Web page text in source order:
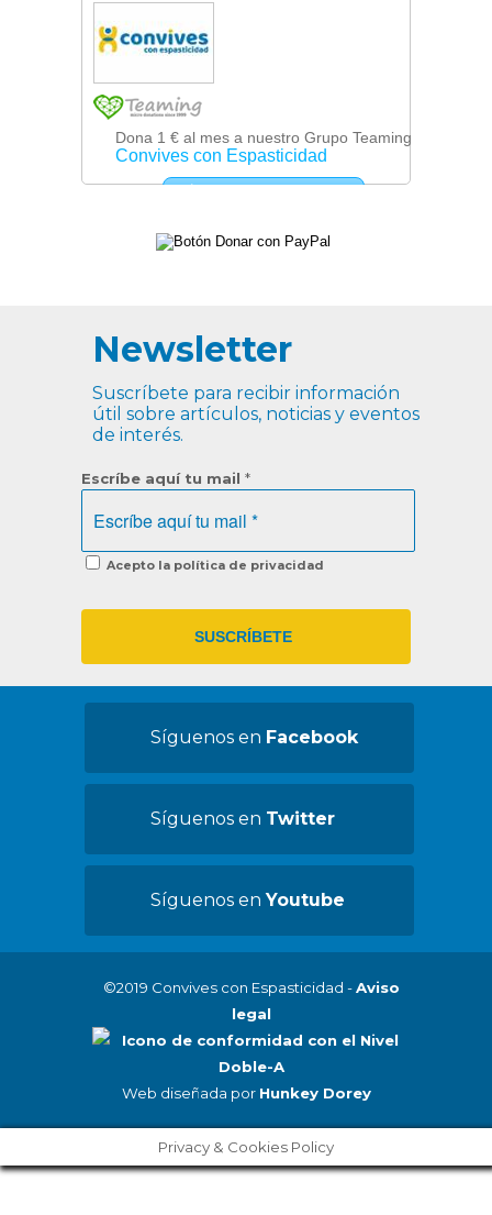
Newsletter
Suscríbete para recibir información
útil sobre artículos, noticias y eventos
de interés.
Escríbe aquí tu mail *
Acepto la política de privacidad
Síguenos en Facebook
Síguenos en Twitter
Síguenos enYoutube
©2019 Convives con Espasticidad -Aviso
legal
Web diseñada por Hunkey Dorey
Privacy & Cookies Policy